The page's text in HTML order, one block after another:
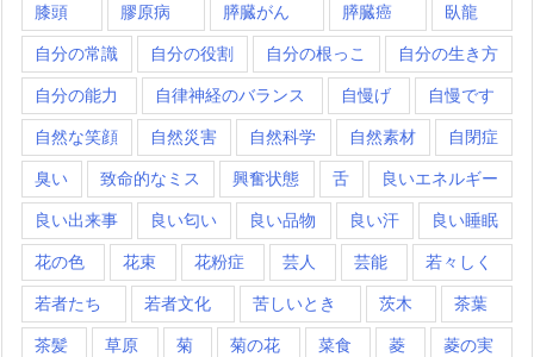
膝頭 膠原病 膵臓がん 膵臓癌 臥龍
自分の常識 自分の役割 自分の根っこ 自分の生き方
自分の能力 自律神経のバランス 自慢げ 自慢です
自然な笑顔 自然災害 自然科学 自然素材 自閉症
臭い 致命的なミス 興奮状態 舌 良いエネルギー
良い出来事 良い匂い 良い品物 良い汗 良い睡眠
花の色 花束 花粉症 芸人 芸能 若々しく
若者たち 若者文化 苦しいとき 茨木 茶葉
茶髪 草原 菊 菊の花 菜食 菱 菱の実